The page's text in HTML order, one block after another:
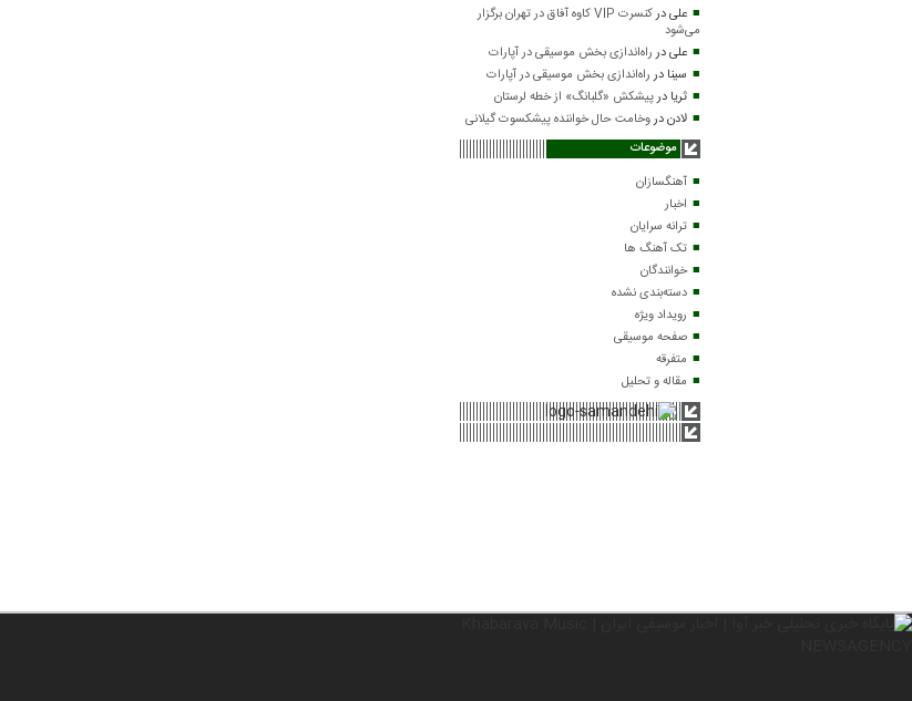
علیدر
کنسرت VIP کاوه آفاق در تهران برگزار
می‌شود
علیدرراه‌اندازی بخش موسیقی در آپارات
سینا درراه‌اندازی بخش موسیقی در آپارات
ثریا درپیشکش «گلبانگ» از خطه لرستان
لادندروخامت حال خواننده پیشکسوت گیلانی
موضوعات
آهنگسازان
اخبار
ترانه سرایان
تک آهنگ ها
خوانندگان
دسته‌بندی نشده
رویداد ویژه
صفحه موسیقی
متفرقه
مقاله و تحلیل